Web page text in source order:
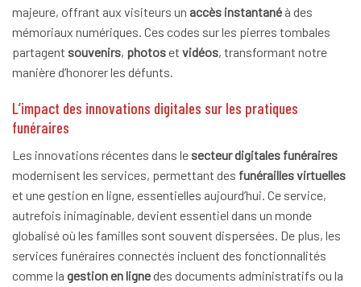
majeure, offrant aux visiteurs un accès instantané à des
mémoriaux numériques. Ces codes sur les pierres tombales
partagent souvenirs, photoset vidéos, transformant notre
manière d’honorer les défunts.
L’impact des innovations digitales sur les pratiques
funéraires
Les innovations récentes dans le secteur digitales funéraires
modernisent les services, permettant des funérailles virtuelles
et une gestion en ligne, essentielles aujourd’hui. Ce service,
autrefois inimaginable, devient essentiel dans un monde
globalisé où les familles sont souvent dispersées. De plus, les
services funéraires connectés incluent des fonctionnalités
comme la gestion en lignedes documents administratifs ou la